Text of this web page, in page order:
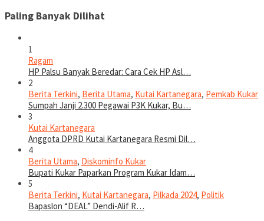
Paling Banyak Dilihat
1
Ragam
HP Palsu Banyak Beredar: Cara Cek HP Asl…
2
Berita Terkini, Berita Utama, Kutai Kartanegara, Pemkab Kukar
Sumpah Janji 2.300 Pegawai P3K Kukar, Bu…
3
Kutai Kartanegara
Anggota DPRD Kutai Kartanegara Resmi Dil…
4
Berita Utama, Diskominfo Kukar
Bupati Kukar Paparkan Program Kukar Idam…
5
Berita Terkini, Kutai Kartanegara, Pilkada 2024, Politik
Bapaslon “DEAL” Dendi-Alif R…